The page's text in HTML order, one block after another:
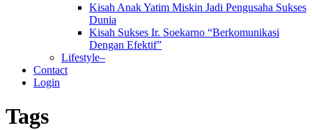
Kisah Anak Yatim Miskin Jadi Pengusaha Sukses
Dunia
Kisah Sukses Ir. Soekarno “Berkomunikasi
Dengan Efektif”
Lifestyle–
Contact
Login
Tags